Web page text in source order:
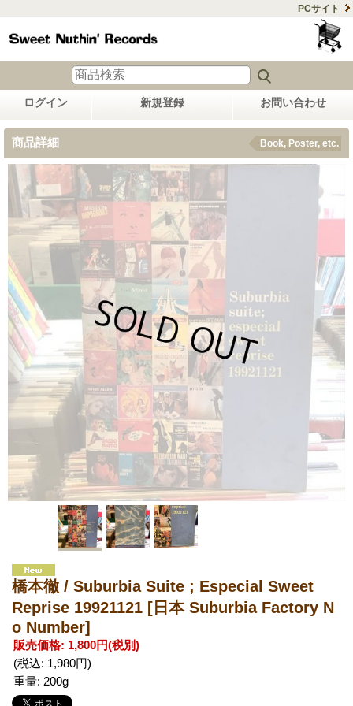
PCサイト
ログイン 新規登録 お問い合わせ
商品詳細 Book, Poster, etc.
橋本徹 / Suburbia Suite ; Especial Sweet
Reprise 19921121 [日本 Suburbia Factory N
o Number]
販売価格: 1,800円(税別)
(税込: 1,980円)
重量: 200g